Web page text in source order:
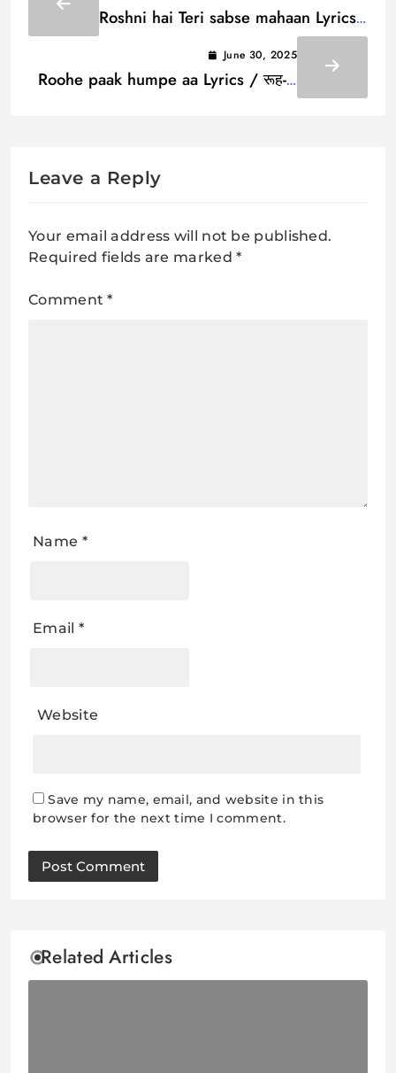
Roshni hai Teri sabse mahaan Lyrics
June 30, 2025
Roohe paak humpe aa Lyrics / रूह-ए-
Leave a Reply
Your email address will not be published.
Required fields are marked*
Comment*
Name *
Email *
Website
Save my name, email, and website in this
browser for the next time I comment.
Related Articles